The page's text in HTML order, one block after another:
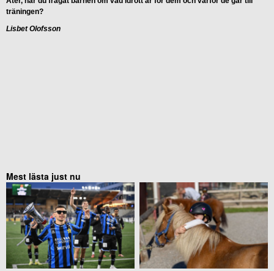
träningen?
Lisbet Olofsson
Mest lästa just nu